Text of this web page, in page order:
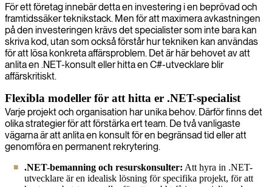
För ett företag innebär detta en investering i en beprövad och
framtidssäker teknikstack. Men för att maximera avkastningen
på den investeringen krävs det specialister som inte bara kan
skriva kod, utan som också förstår hur tekniken kan användas
för att lösa konkreta affärsproblem. Det är här behovet av att
anlita en .NET-konsult eller hitta en C#-utvecklare blir
affärskritiskt.
Flexibla modeller för att hitta er .NET-specialist
Varje projekt och organisation har unika behov. Därför finns det
olika strategier för att förstärka ert team. De två vanligaste
vägarna är att anlita en konsult för en begränsad tid eller att
genomföra en permanent rekrytering.
.NET-bemanning och resurskonsulter: Att hyra in .NET-
utvecklare är en idealisk lösning för specifika projekt, för att